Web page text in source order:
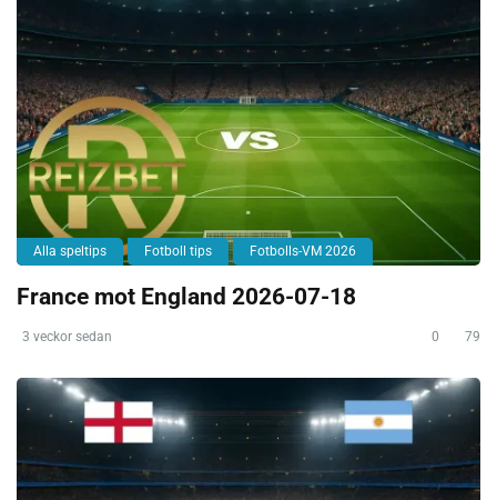
Alla speltips Fotboll tips Fotbolls-VM 2026
France mot England 2026-07-18
3 veckor sedan 0 79